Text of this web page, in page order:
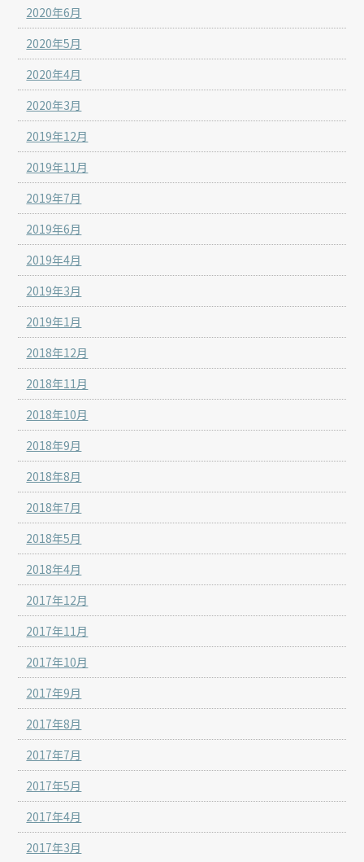
2020年6月
2020年5月
2020年4月
2020年3月
2019年12月
2019年11月
2019年7月
2019年6月
2019年4月
2019年3月
2019年1月
2018年12月
2018年11月
2018年10月
2018年9月
2018年8月
2018年7月
2018年5月
2018年4月
2017年12月
2017年11月
2017年10月
2017年9月
2017年8月
2017年7月
2017年5月
2017年4月
2017年3月